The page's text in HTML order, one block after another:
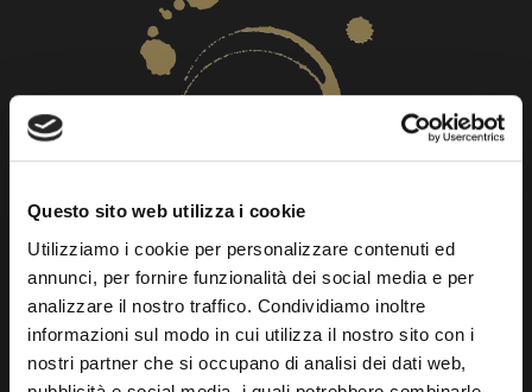
Questo sito web utilizza i cookie
Utilizziamo i cookie per personalizzare contenuti ed
annunci, per fornire funzionalità dei social media e per
analizzare il nostro traffico. Condividiamo inoltre
informazioni sul modo in cui utilizza il nostro sito con i
nostri partner che si occupano di analisi dei dati web,
I piccoli viticoltori della Costa Toscana.
Registrati